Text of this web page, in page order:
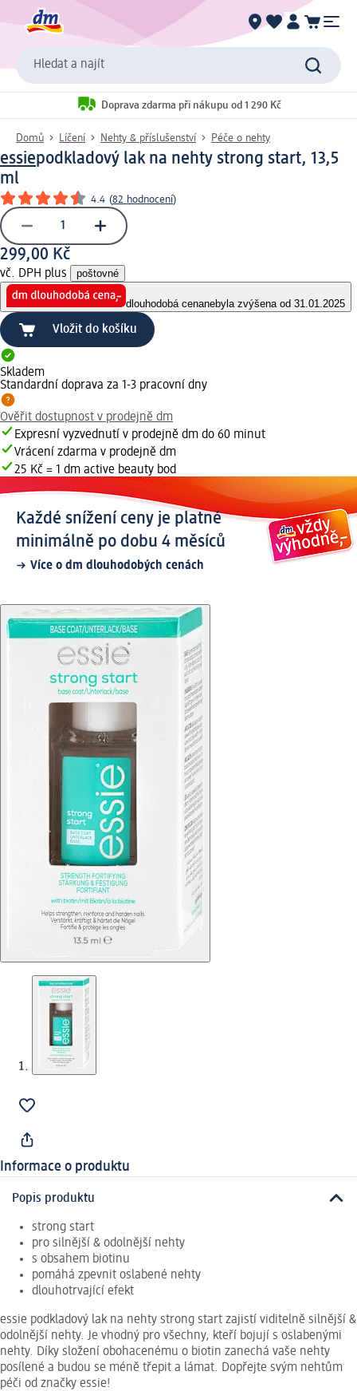
Hledat a najít
Doprava zdarma při nákupu od 1 290 Kč
Domů Líčení Nehty & příslušenství Péče o nehty
essiepodkladový lak na nehty strong start, 13,5
ml
4.4 (82 hodnocení)
299,00 Kč
vč. DPH plus poštovné
dlouhodobá cenanebyla zvýšena od 31.01.2025
Vložit do košíku
Skladem
Standardní doprava za 1-3 pracovní dny
Ověřit dostupnost v prodejně dm
Expresní vyzvednutí v prodejně dm do 60 minut
Vrácení zdarma v prodejně dm
25 Kč = 1 dm active beauty bod
Každé snížení ceny je platné
minimálně po dobu 4 měsíců
Více o dm dlouhodobých cenách
Informace o produktu
Popis produktu
strong start
pro silnější & odolnější nehty
s obsahem biotinu
pomáhá zpevnit oslabené nehty
dlouhotrvající efekt
essie podkladový lak na nehty strong start zajistí viditelně silnější &
odolnější nehty. Je vhodný pro všechny, kteří bojují s oslabenými
nehty. Díky složení obohacenému o biotin zanechá vaše nehty
posílené a budou se méně třepit a lámat. Dopřejte svým nehtům
péči od značky essie!